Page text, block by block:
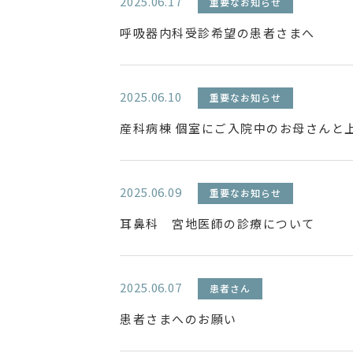
呼吸器内科受診希望の患者さまへ
2025.06.10 重要なお知らせ
産科病棟 個室にご入院中のお母さんと
2025.06.09 重要なお知らせ
耳鼻科 宮地医師の診療について
2025.06.07 患者さん
患者さまへのお願い